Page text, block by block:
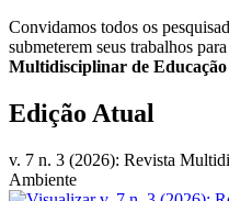
Convidamos todos os
submeterem seus trabalhos
Multidisciplinar de
Edição Atual
v. 7 n. 3 (2026): Revista
Ambiente